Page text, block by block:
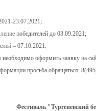
23.07.2021;
победителей до 03.09.2021;
– 07.10.2021.
оформить заявку на
просьба обращаться:
Фестиваль "Тургеневский